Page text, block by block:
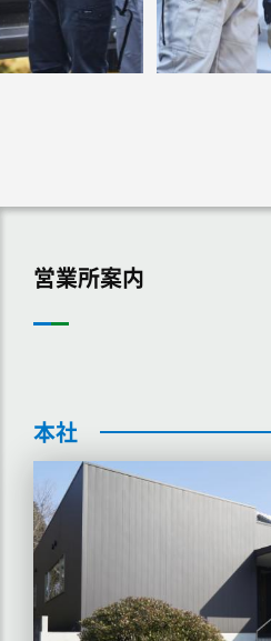
営業所案内
本社